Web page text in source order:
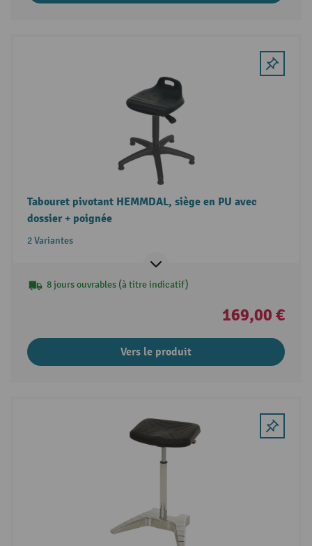
Tabouret pivotant HEMMDAL, siège en PU avec
dossier + poignée
2 Variantes
8 jours ouvrables (à titre indicatif)
169,00 €
Vers le produit